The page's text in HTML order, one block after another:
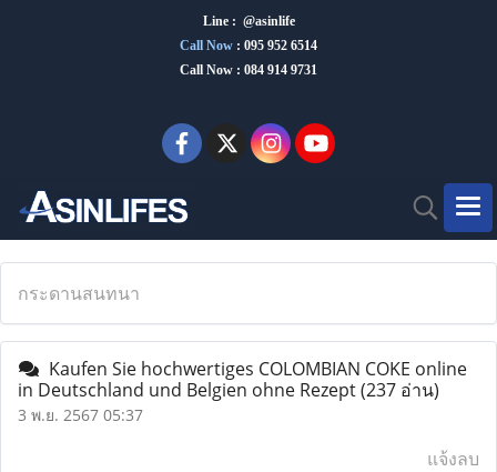
Line : @asinlife
Call Now : 095 952 6514
Call Now : 084 914 9731
กระดานสนทนา
Kaufen Sie hochwertiges COLOMBIAN COKE online
in Deutschland und Belgien ohne Rezept(237 อ่าน)
3 พ.ย. 2567 05:37
แจ้งลบ